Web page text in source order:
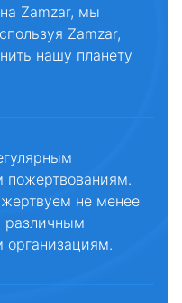
Zamzar, мы
Zamzar,
нашу планету
пожертвованиям.
не менее
различным
организациям.